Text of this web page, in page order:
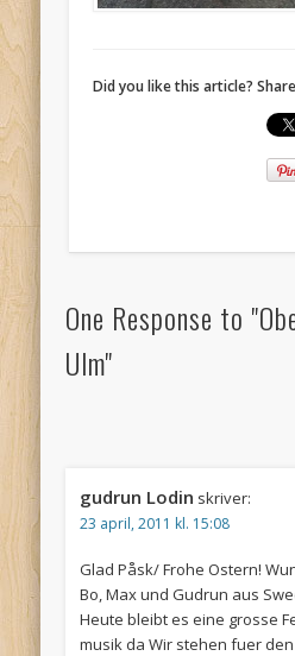
Did you like this article?
One Response to
Ulm"
gudrun Lodin skriver:
23 april, 2011 kl. 15:08
Glad Påsk/ Frohe Ostern!
Bo, Max und Gudrun aus
Heute bleibt es eine grosse
musik da Wir stehen fuer